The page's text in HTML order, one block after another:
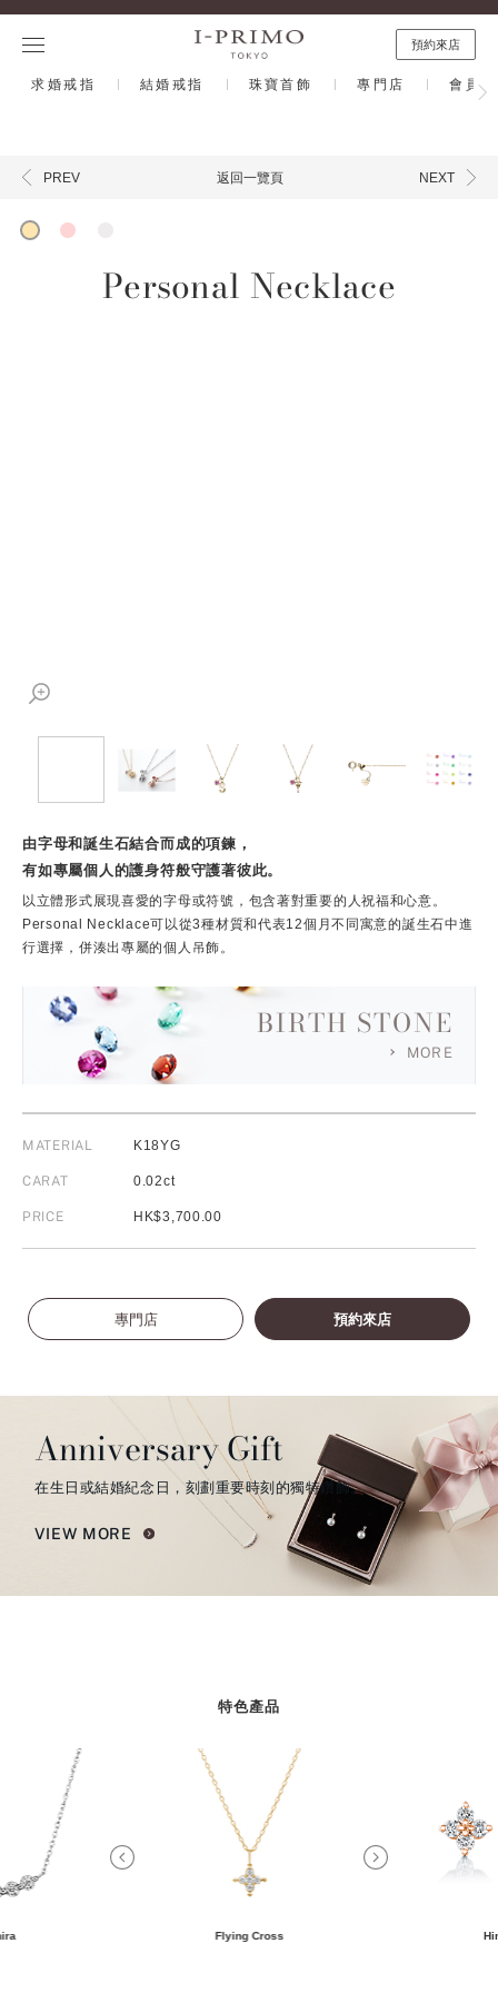
預約來店
求婚戒指 結婚戒指 珠寶首飾 專門店 會員
PREV 返回一覽頁 NEXT
Personal Necklace
由字母和誕生石結合而成的項鍊，
有如專屬個人的護身符般守護著彼此。
以立體形式展現喜愛的字母或符號，包含著對重要的人祝福和心意。
Personal Necklace可以從3種材質和代表12個月不同寓意的誕生石中進
行選擇，併湊出專屬的個人吊飾。
BIRTH STONE
MORE
MATERIAL K18YG
CARAT 0.02ct
PRICE HK$3,700.00
專門店 預約來店
Anniversary Gift
在生日或結婚紀念日，刻劃重要時刻的獨特鑽飾。
VIEW MORE
特色產品
Flying Cross